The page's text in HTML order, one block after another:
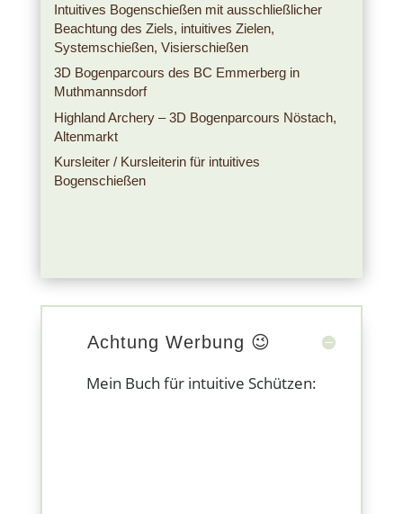
Intuitives Bogenschießen mit ausschließlicher
Beachtung des Ziels, intuitives Zielen,
Systemschießen, Visierschießen
3D Bogenparcours des BC Emmerberg in
Muthmannsdorf
Highland Archery – 3D Bogenparcours Nöstach,
Altenmarkt
Kursleiter / Kursleiterin für intuitives
Bogenschießen
Achtung Werbung 😉
Mein Buch für intuitive Schützen: